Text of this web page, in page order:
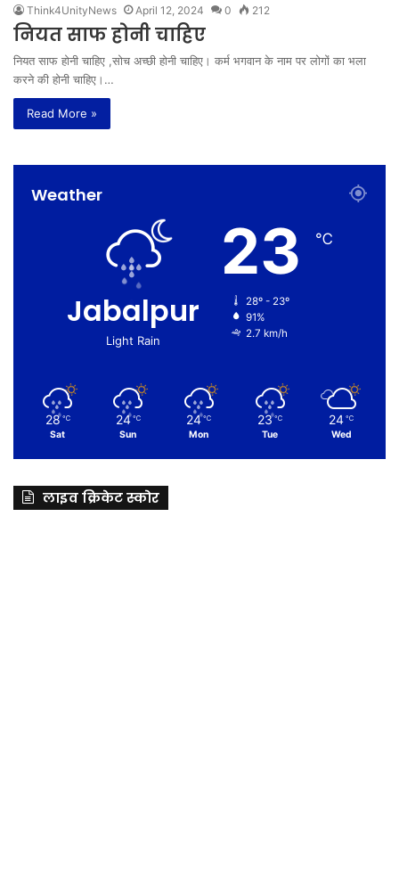
Think4UnityNews April 12, 2024 0 212
नियत साफ होनी चाहिए
नियत साफ होनी चाहिए ,सोच अच्छी होनी चाहिए। कर्म भगवान के नाम पर लोगों का भला
करने की होनी चाहिए।…
Read More »
Weather
Jabalpur
Light Rain
23 ℃
28º - 23º
91%
2.7 km/h
28 ℃
Sat
24 ℃
Sun
24 ℃
Mon
23 ℃
Tue
24 ℃
Wed
लाइव क्रिकेट स्कोर